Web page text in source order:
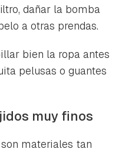
dañar la bomba
a otras prendas.
bien la ropa antes
pelusas o guantes
muy finos
materiales tan